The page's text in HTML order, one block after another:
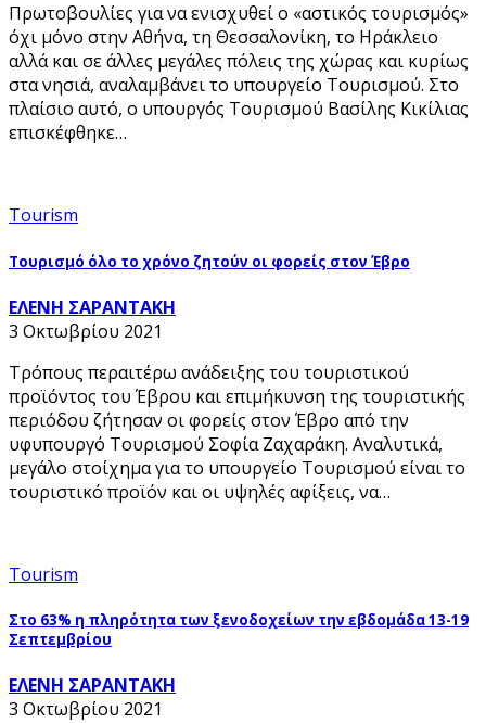
Πρωτοβουλίες για να ενισχυθεί ο «αστικός τουρισμός»
όχι μόνο στην Αθήνα, τη Θεσσαλονίκη, το Ηράκλειο
αλλά και σε άλλες μεγάλες πόλεις της χώρας και κυρίως
στα νησιά, αναλαμβάνει το υπουργείο Τουρισμού. Στο
πλαίσιο αυτό, ο υπουργός Τουρισμού Βασίλης Κικίλιας
επισκέφθηκε…
Tourism
Τουρισμό όλο το χρόνο ζητούν οι φορείς στον Έβρο
ΕΛΕΝΗ ΣΑΡΑΝΤΑΚΗ
3 Οκτωβρίου 2021
Τρόπους περαιτέρω ανάδειξης του τουριστικού
προϊόντος του Έβρου και επιμήκυνση της τουριστικής
περιόδου ζήτησαν οι φορείς στον Έβρο από την
υφυπουργό Τουρισμού Σοφία Ζαχαράκη. Αναλυτικά,
μεγάλο στοίχημα για το υπουργείο Τουρισμού είναι το
τουριστικό προϊόν και οι υψηλές αφίξεις, να…
Tourism
Στο 63% η πληρότητα των ξενοδοχείων την εβδομάδα 13-19
Σεπτεμβρίου
ΕΛΕΝΗ ΣΑΡΑΝΤΑΚΗ
3 Οκτωβρίου 2021